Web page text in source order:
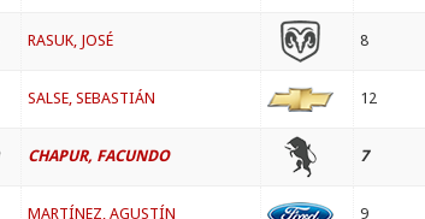
RASUK, JOSÉ 8
SALSE, SEBASTIÁN 12
CHAPUR, FACUNDO 7
MARTÍNEZ, AGUSTÍN 9